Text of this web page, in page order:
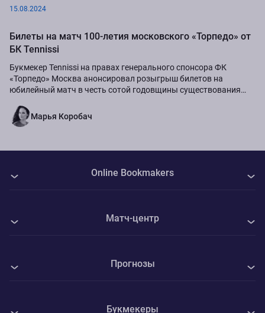
15.08.2024
Билеты на матч 100-летия московского «Торпедо» от
БК Tennissi
Букмекер Tennissi на правах генерального спонсора ФК
«Торпедо» Москва анонсировал розыгрыш билетов на
юбилейный матч в честь сотой годовщины существования
Марья Коробач
Букмекеры
Прогнозы
Матч-центр
Уиком - Стивенэйдж
Online Bookmakers
Контакты
Конфиденциальность